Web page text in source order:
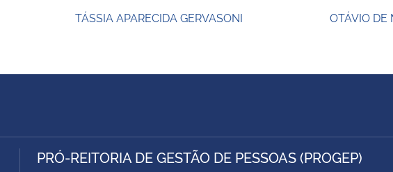
TÁSSIA APARECIDA GERVASONI OTÁVIO DE
PRÓ-REITORIA DE GESTÃO DE PESSOAS (PROGEP)